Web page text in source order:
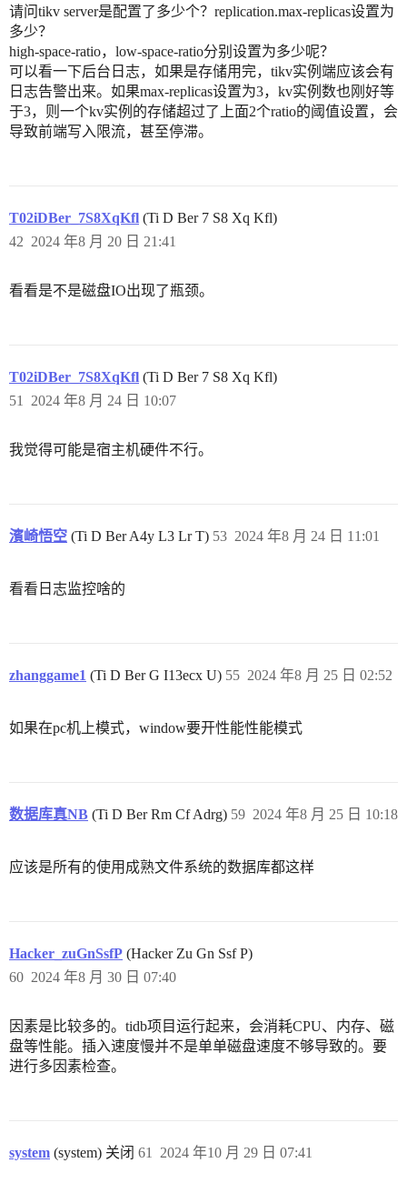
请问tikv server是配置了多少个？replication.max-replicas设置为
多少？
high-space-ratio，low-space-ratio分别设置为多少呢？
可以看一下后台日志，如果是存储用完，tikv实例端应该会有
日志告警出来。如果max-replicas设置为3，kv实例数也刚好等
于3，则一个kv实例的存储超过了上面2个ratio的阈值设置，会
导致前端写入限流，甚至停滞。
T02iDBer_7S8XqKfl (Ti D Ber 7 S8 Xq Kfl)
2024 年8 月 20 日 21:41
42
看看是不是磁盘IO出现了瓶颈。
T02iDBer_7S8XqKfl (Ti D Ber 7 S8 Xq Kfl)
2024 年8 月 24 日 10:07
51
我觉得可能是宿主机硬件不行。
濱崎悟空 (Ti D Ber A4y L3 Lr T) 2024 年8 月 24 日 11:01
53
看看日志监控啥的
zhanggame1 (Ti D Ber G I13ecx U) 2024 年8 月 25 日 02:52
55
如果在pc机上模式，window要开性能性能模式
数据库真NB (Ti D Ber Rm Cf Adrg) 2024 年8 月 25 日 10:18
59
应该是所有的使用成熟文件系统的数据库都这样
Hacker_zuGnSsfP (Hacker Zu Gn Ssf P)
2024 年8 月 30 日 07:40
60
因素是比较多的。tidb项目运行起来，会消耗CPU、内存、磁
盘等性能。插入速度慢并不是单单磁盘速度不够导致的。要
进行多因素检查。
system (system) 关闭 2024 年10 月 29 日 07:41
61